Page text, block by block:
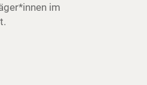
im